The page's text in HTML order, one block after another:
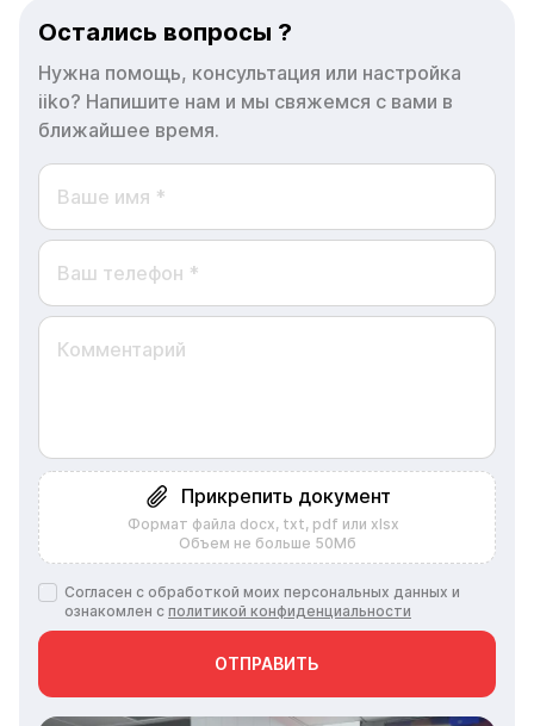
Остались вопросы ?
Нужна помощь, консультация или настройка
iiko? Напишите нам и мы свяжемся с вами в
ближайшее время.
Прикрепить документ
Формат файла docx, txt, pdf или xlsx
Объем не больше 50Мб
Согласен с обработкой моих персональных данных и
ознакомлен с политикой конфиденциальности
ОТПРАВИТЬ